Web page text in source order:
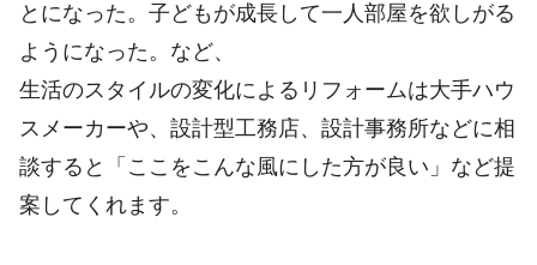
とになった。子どもが成長して一人部屋を欲しがる
ようになった。など、
生活のスタイルの変化によるリフォームは大手ハウ
スメーカーや、設計型工務店、設計事務所などに相
談すると「ここをこんな風にした方が良い」など提
案してくれます。